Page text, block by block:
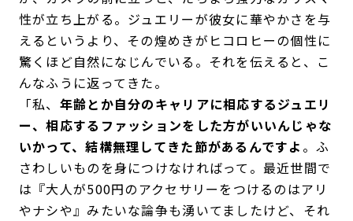
性が立ち上がる。ジュエリーが彼女に華やかさを与
えるというより、その煌めきがヒコロヒーの個性に
驚くほど自然になじんでいる。それを伝えると、こ
んなふうに返ってきた。
「私、 年齢とか自分のキャリアに相応するジュエリ
ー、相応するファッションをした方がいいんじゃな
いかって、結構無理してきた節があるんですよ 。ふ
さわしいものを身につけなければって。最近世間で
は『大人が500円のアクセサリーをつけるのはアリ
やナシや』みたいな論争も湧いてましたけど、それ